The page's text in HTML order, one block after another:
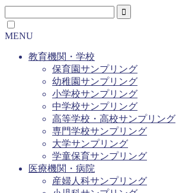
MENU
教育機関・学校
保育園サンプリング
幼稚園サンプリング
小学校サンプリング
中学校サンプリング
高等学校・高校サンプリング
専門学校サンプリング
大学サンプリング
学童保育サンプリング
医療機関・病院
産婦人科サンプリング